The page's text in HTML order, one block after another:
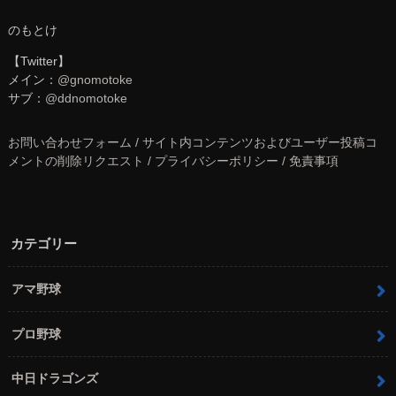
のもとけ
【Twitter】
メイン： @gnomotoke
サブ： @ddnomotoke
お問い合わせフォーム / サイト内コンテンツおよびユーザー投稿コ
メントの削除リクエスト / プライバシーポリシー / 免責事項
カテゴリー
アマ野球
プロ野球
中日ドラゴンズ